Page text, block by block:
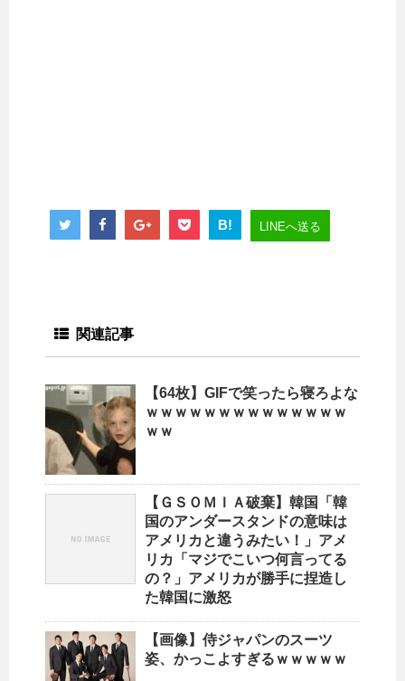
B! LINEへ送る
関連記事
【64枚】GIFで笑ったら寝ろよな
ｗｗｗｗｗｗｗｗｗｗｗｗｗｗ
ｗｗ
【ＧＳＯＭＩＡ破棄】韓国「韓
国のアンダースタンドの意味は
アメリカと違うみたい！」アメ
リカ「マジでこいつ何言ってる
の？」アメリカが勝手に捏造し
た韓国に激怒
【画像】侍ジャパンのスーツ
姿、かっこよすぎるｗｗｗｗｗ